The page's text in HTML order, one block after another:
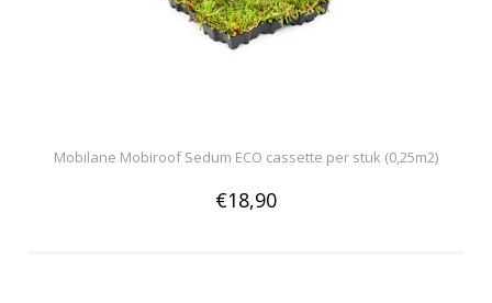
Mobilane Mobiroof Sedum ECO cassette per stuk (0,25m2)
€18,90